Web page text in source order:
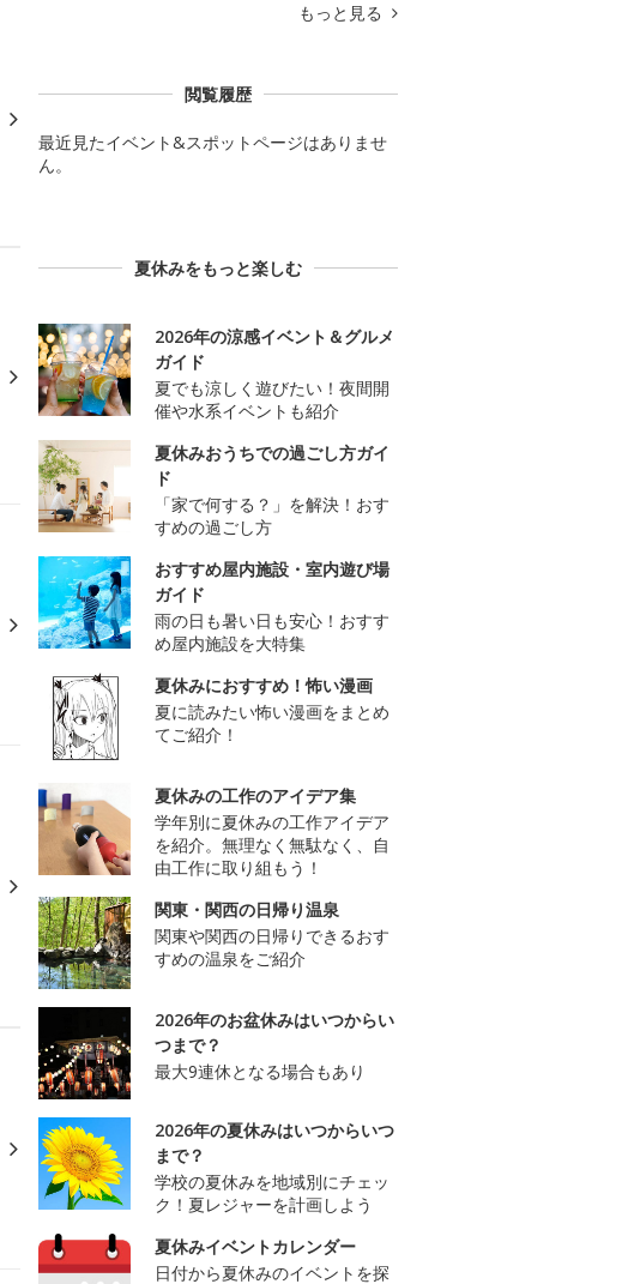
もっと見る
閲覧履歴
最近見たイベント&スポットページはありませ
ん。
夏休みをもっと楽しむ
2026年の涼感イベント＆グルメ
ガイド
夏でも涼しく遊びたい！夜間開
催や水系イベントも紹介
夏休みおうちでの過ごし方ガイ
ド
「家で何する？」を解決！おす
すめの過ごし方
おすすめ屋内施設・室内遊び場
ガイド
雨の日も暑い日も安心！おすす
め屋内施設を大特集
夏休みにおすすめ！怖い漫画
夏に読みたい怖い漫画をまとめ
てご紹介！
夏休みの工作のアイデア集
学年別に夏休みの工作アイデア
を紹介。無理なく無駄なく、自
由工作に取り組もう！
関東・関西の日帰り温泉
関東や関西の日帰りできるおす
すめの温泉をご紹介
2026年のお盆休みはいつからい
つまで？
最大9連休となる場合もあり
2026年の夏休みはいつからいつ
まで？
学校の夏休みを地域別にチェッ
ク！夏レジャーを計画しよう
夏休みイベントカレンダー
日付から夏休みのイベントを探